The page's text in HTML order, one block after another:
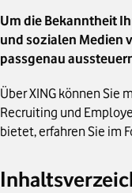
Um die Bekanntheit
und sozialen Medien
passgenau
Über XING können Sie
Recruiting und
bietet, erfahren Sie im